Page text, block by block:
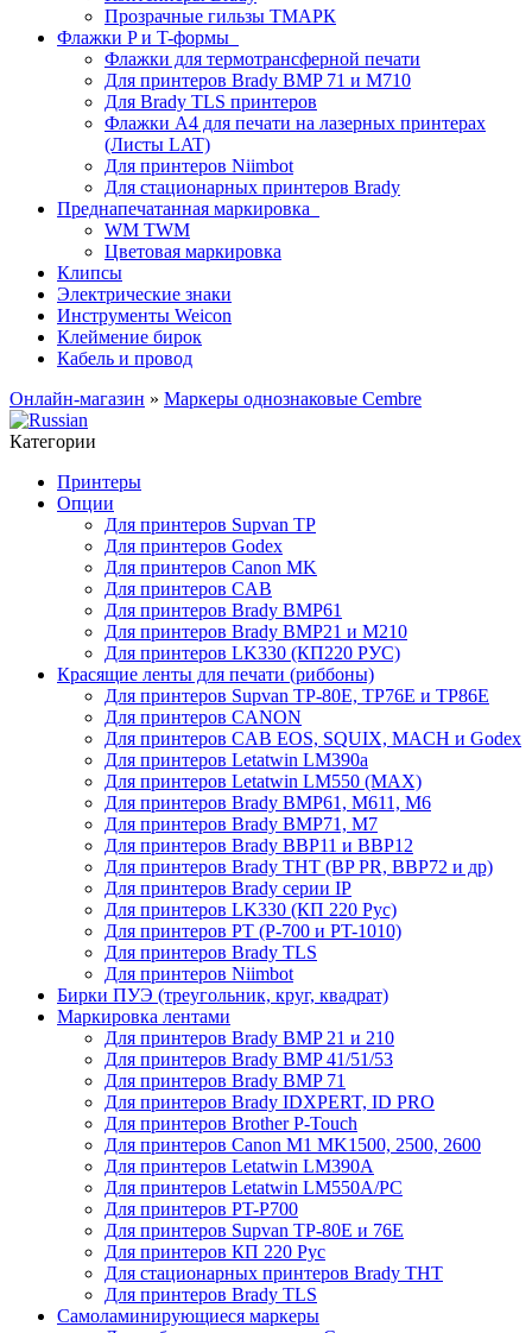
Прозрачные гильзы ТМАРК
Флажки P и T-формы
Флажки для термотрансферной печати
Для принтеров Brady BMP 71 и M710
Для Brady TLS принтеров
Флажки A4 для печати на лазерных принтерах
(Листы LAT)
Для принтеров Niimbot
Для стационарных принтеров Brady
Преднапечатанная маркировка
WM TWM
Цветовая маркировка
Клипсы
Электрические знаки
Инструменты Weicon
Клеймение бирок
Кабель и провод
Онлайн-магазин » Маркеры однознаковые Cembre
Категории
Принтеры
Опции
Для принтеров Supvan TP
Для принтеров Godex
Для принтеров Canon MK
Для принтеров CAB
Для принтеров Brady BMP61
Для принтеров Brady BMP21 и M210
Для принтеров LK330 (КП220 РУС)
Красящие ленты для печати (риббоны)
Для принтеров Supvan TP-80E, TP76E и TP86E
Для принтеров CANON
Для принтеров CAB EOS, SQUIX, MACH и Godex
Для принтеров Letatwin LM390a
Для принтеров Letatwin LM550 (MAX)
Для принтеров Brady BMP61, M611, M6
Для принтеров Brady BMP71, M7
Для принтеров Brady BBP11 и BBP12
Для принтеров Brady THT (BP PR, BBP72 и др)
Для принтеров Brady серии IP
Для принтеров LK330 (КП 220 Рус)
Для принтеров PT (P-700 и PT-1010)
Для принтеров Brady TLS
Для принтеров Niimbot
Бирки ПУЭ (треугольник, круг, квадрат)
Маркировка лентами
Для принтеров Brady BMP 21 и 210
Для принтеров Brady BMP 41/51/53
Для принтеров Brady BMP 71
Для принтеров Brady IDXPERT, ID PRO
Для принтеров Brother P-Touch
Для принтеров Canon M1 MK1500, 2500, 2600
Для принтеров Letatwin LM390A
Для принтеров Letatwin LM550A/PC
Для принтеров PT-P700
Для принтеров Supvan TP-80E и 76E
Для принтеров КП 220 Рус
Для стационарных принтеров Brady THT
Для принтеров Brady TLS
Самоламинирующиеся маркеры